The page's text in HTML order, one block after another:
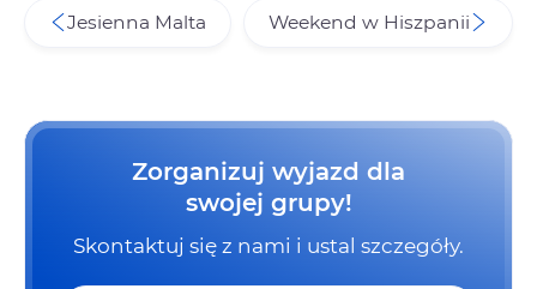
Jesienna Malta Weekend w Hiszpanii
Zorganizuj wyjazd dla
swojej grupy!
Skontaktuj się z nami i ustal szczegóły.